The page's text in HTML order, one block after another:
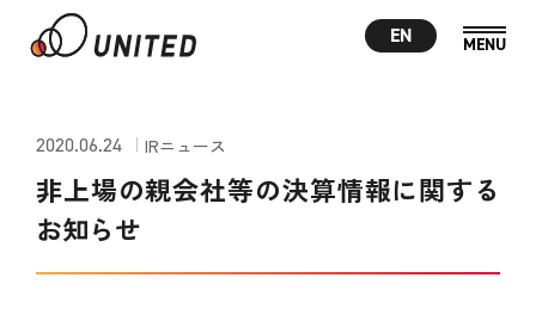
EN
2020.06.24 IRニュース
非上場の親会社等の決算情報に関する
お知らせ